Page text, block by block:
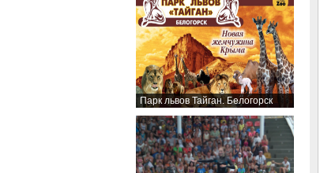
Парк львов Тайган. Белогорск